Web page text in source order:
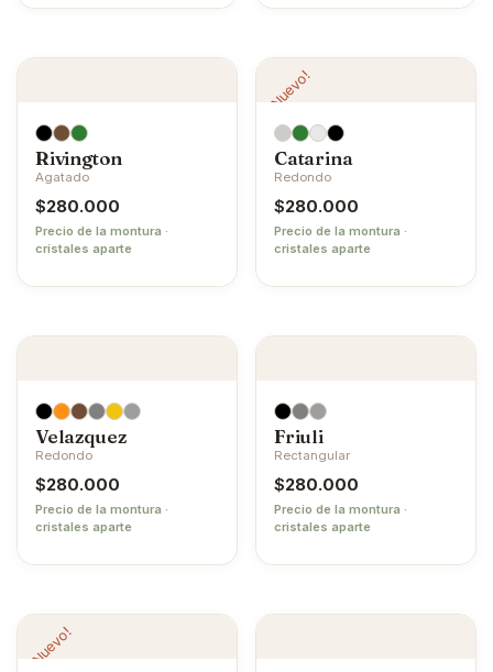
Rivington
Agatado
$280.000
Precio de la montura ·
cristales aparte
¡Nuevo!
Catarina
Redondo
$280.000
Precio de la montura ·
cristales aparte
Velazquez
Redondo
$280.000
Precio de la montura ·
cristales aparte
Friuli
Rectangular
$280.000
Precio de la montura ·
cristales aparte
¡Nuevo!